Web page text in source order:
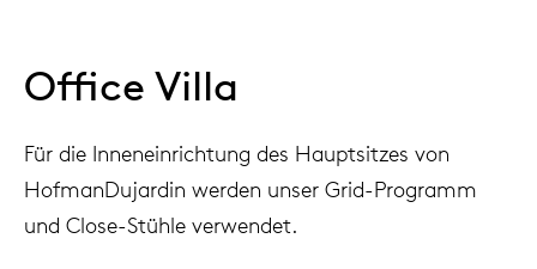
Office Villa
Für die Inneneinrichtung des Hauptsitzes von
HofmanDujardin werden unser Grid-Programm
und Close-Stühle verwendet.